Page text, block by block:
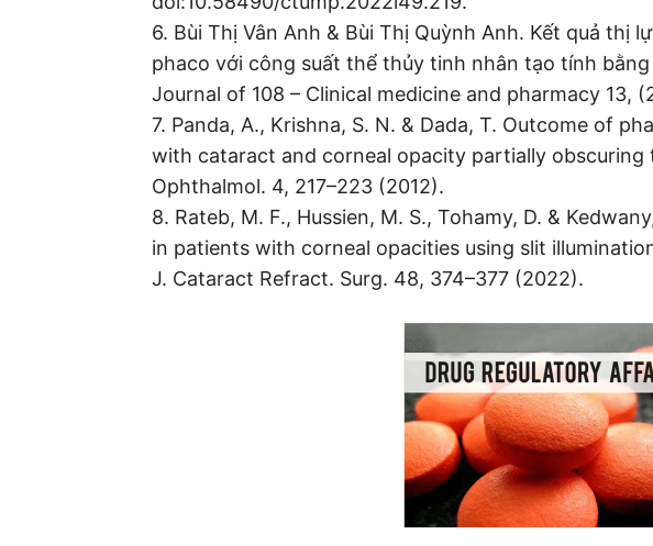
6. Bùi Thị Vân Anh & Bùi Thị Quỳnh Anh. Kết quả thị
phaco với công suất thể thủy tinh nhân tạo tính
Journal of 108 – Clinical medicine and pharmacy 13,
7. Panda, A., Krishna, S. N. & Dada, T. Outcome of
with cataract and corneal opacity partially obscuring
Ophthalmol. 4, 217–223 (2012).
8. Rateb, M. F., Hussien, M. S., Tohamy, D. &
in patients with corneal opacities using slit
J. Cataract Refract. Surg. 48, 374–377 (2022).